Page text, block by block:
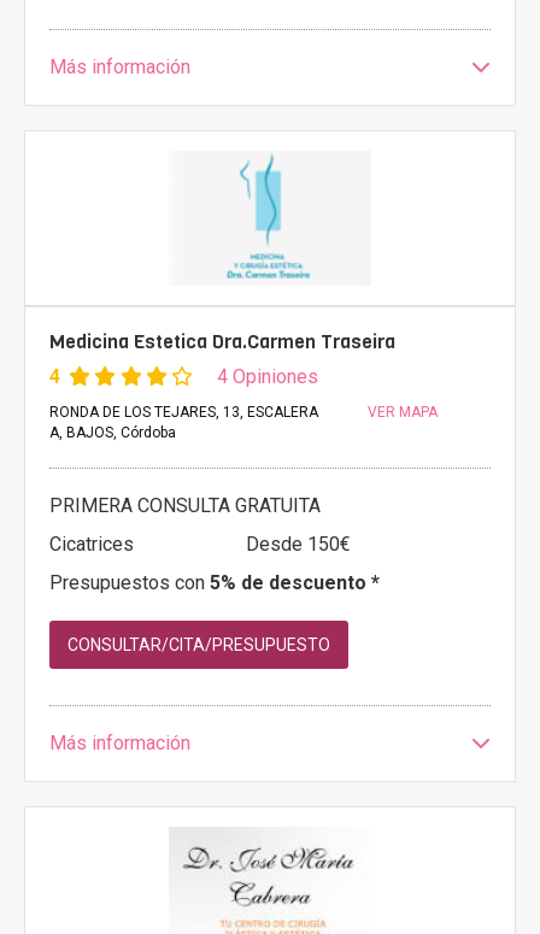
Más información
Medicina Estetica Dra.Carmen Traseira
4 4 Opiniones
RONDA DE LOS TEJARES, 13, ESCALERA
A, BAJOS, Córdoba
VER MAPA
PRIMERA CONSULTA GRATUITA
Cicatrices
Desde 150€
Presupuestos con 5% de descuento *
CONSULTAR/CITA/PRESUPUESTO
Más información